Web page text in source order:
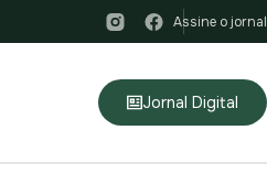
Assine o jornal
Jornal Digital